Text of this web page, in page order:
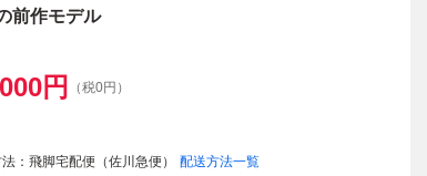
前作モデル
円 （税0円）
飛脚宅配便（佐川急便） 配送方法一覧